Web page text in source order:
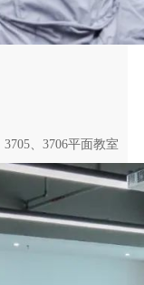
3705、3706平面教室